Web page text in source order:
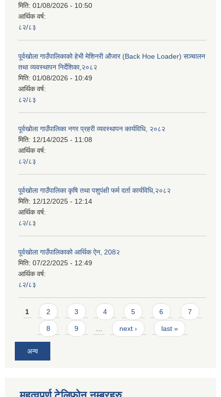
मिति: 01/08/2026 - 10:50
आर्थिक वर्ष:
८२/८३
पूर्वखोला गाउँपालिकाको हेभी मेशिनरी औजार (Back Hoe Loader) सञ्चालन
तथा व्यवस्थापन निर्देशिका,२०८२
मिति: 01/08/2026 - 10:49
आर्थिक वर्ष:
८२/८३
पूर्वखोला गाउँपालिका नगर प्रहरी व्यवस्थापन कार्यविधि, २०८२
मिति: 12/14/2025 - 11:08
आर्थिक वर्ष:
८२/८३
पूर्वखोला गाउँपालिका कृषि तथा पशुपंक्षी फर्म दर्ता कार्यविधि,२०८२
मिति: 12/12/2025 - 12:14
आर्थिक वर्ष:
८२/८३
पूर्वखोला गाउँपालिकाको आर्थिक ऐन, 208२
मिति: 07/22/2025 - 12:49
आर्थिक वर्ष:
८२/८३
Pages
1 2 3 4 5 6 7
8 9 next › last »
अन्य